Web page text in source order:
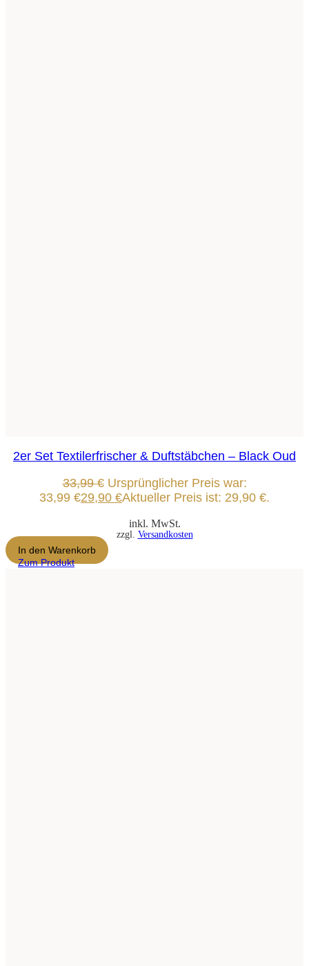
2er Set Textilerfrischer & Duftstäbchen – Black Oud
33,99€ Ursprünglicher Preis war:
33,99 €29,90 €Aktueller Preis ist: 29,90 €.
inkl. MwSt.
zzgl. Versandkosten
In den Warenkorb
Zum Produkt